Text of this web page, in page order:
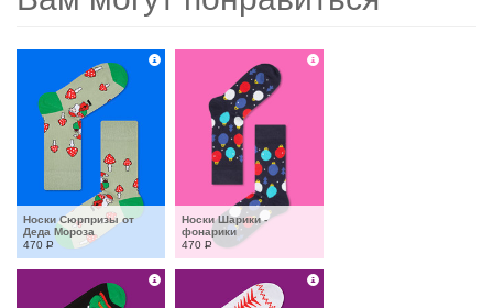
Носки Сюрпризы от
Деда Мороза
470 Р
Носки Шарики -
фонарики
470 Р